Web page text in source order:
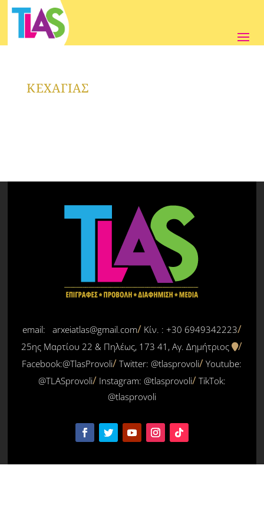
ΚΕΧΑΓΙΑΣ
email: arxeiatlas@gmail.com
Κίν. : +30 6949342223
25ης Μαρτίου 22 & Πηλέως, 173 41, Αγ. Δημήτριος
Facebook:@TlasProvoli Twitter:@tlasprovoli Youtube:
@TLASprovoli
Instagram: @tlasprovoli TikTok:
@tlasprovoli